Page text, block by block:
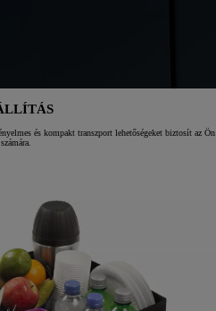
és kompakt transzport lehetőségeket biztosít az Ön
számára.